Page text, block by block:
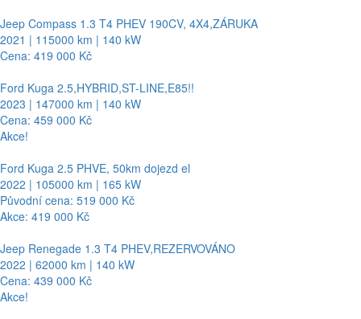
Jeep Compass 1.3 T4 PHEV 190CV, 4X4,ZÁRUKA
2021 | 115000 km | 140 kW
Cena: 419 000 Kč
Ford Kuga 2.5,HYBRID,ST-LINE,E85!!
2023 | 147000 km | 140 kW
Cena: 459 000 Kč
Akce!
Ford Kuga 2.5 PHVE, 50km dojezd el
2022 | 105000 km | 165 kW
Původní cena: 519 000 Kč
Akce: 419 000 Kč
Jeep Renegade 1.3 T4 PHEV,REZERVOVÁNO
2022 | 62000 km | 140 kW
Cena: 439 000 Kč
Akce!